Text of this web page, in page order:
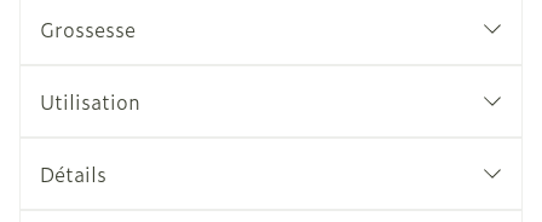
Grossesse
Utilisation
Détails